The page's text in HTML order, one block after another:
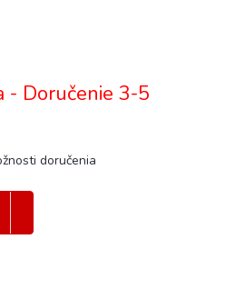
- Doručenie 3-5
doručenia